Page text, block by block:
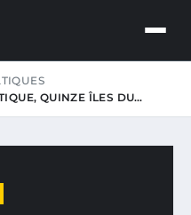
QUINZE ÎLES DU…